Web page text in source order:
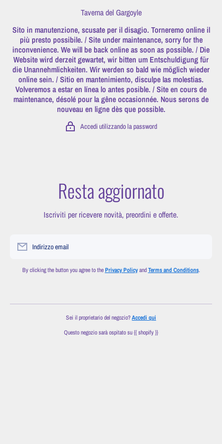
Taverna del Gargoyle
Sito in manutenzione, scusate per il disagio. Torneremo online il
più presto possibile. / Site under maintenance, sorry for the
inconvenience. We will be back online as soon as possible. / Die
Website wird derzeit gewartet, wir bitten um Entschuldigung für
die Unannehmlichkeiten. Wir werden so bald wie möglich wieder
online sein. / Sitio en mantenimiento, disculpe las molestias.
Volveremos a estar en línea lo antes posible. / Site en cours de
maintenance, désolé pour la gêne occasionnée. Nous serons de
nouveau en ligne dès que possible.
Accedi utilizzando la password
Resta aggiornato
Iscriviti per ricevere novità, preordini e offerte.
Indirizzo email
By clicking the button you agree to thePrivacy PolicyandTerms and Conditions.
Sei il proprietario del negozio?Accedi qui
Questo negozio sarà ospitato su {{ shopify }}